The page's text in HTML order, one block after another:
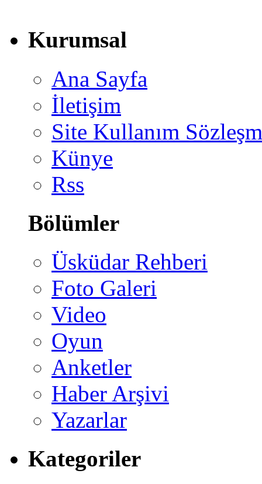
Kurumsal
Ana Sayfa
İletişim
Site Kullanım
Künye
Rss
Bölümler
Üsküdar Rehberi
Foto Galeri
Video
Oyun
Anketler
Haber Arşivi
Yazarlar
Kategoriler